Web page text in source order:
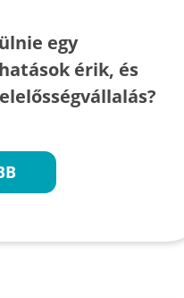
egy
érik, és